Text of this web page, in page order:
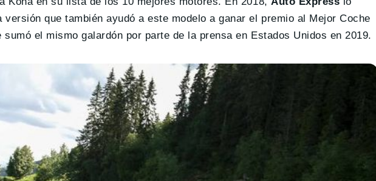
que también ayudó a este modelo a ganar el premio al Mejor Coche
sumó el mismo galardón por parte de la prensa en Estados Unidos en 2019.